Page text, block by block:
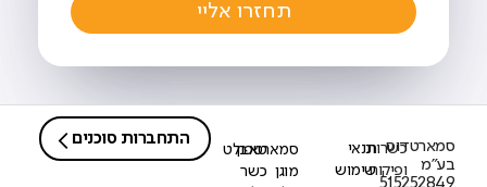
תחזרו אליי
סמארטדוס
בע"מ
כשרות
ופיקוח
תנאי
שימוש
סמארטפון
מוגן
טאבלט
כשר
התחברות סוכנים